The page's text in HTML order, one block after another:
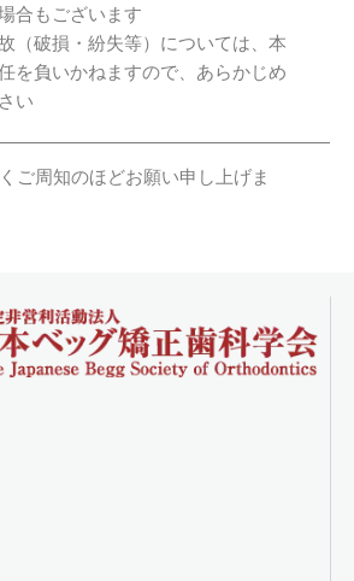
合もございます
（破損・紛失等）については、本
を負いかねますので、あらかじめ
い
ご周知のほどお願い申し上げま